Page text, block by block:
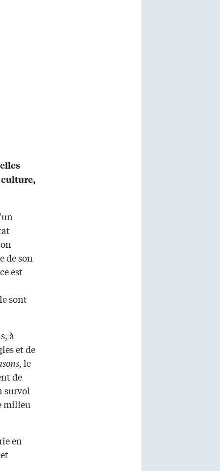
culture,
de son
est
sont
à
et de
, le
de
survol
milieu
en